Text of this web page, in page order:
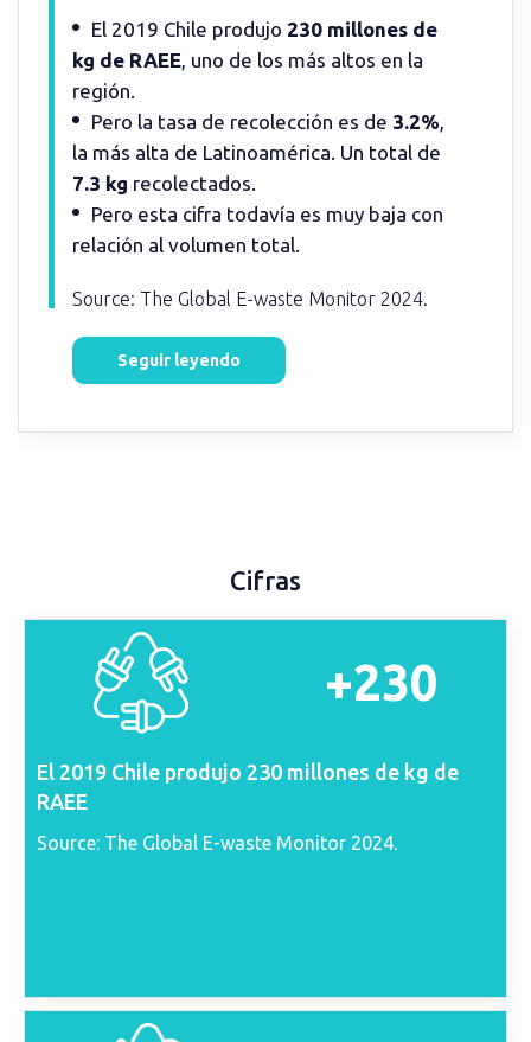
El 2019 Chile produjo 230 millones de
kg de RAEE, uno de los más altos en la
región.
Pero la tasa de recolección es de 3.2%,
la más alta de Latinoamérica. Un total de
7.3 kg recolectados.
Pero esta cifra todavía es muy baja con
relación al volumen total.
Source: The Global E-waste Monitor 2024.
Seguir leyendo
Cifras
+230
El 2019 Chile produjo 230 millones de kg de
RAEE
Source: The Global E-waste Monitor 2024.